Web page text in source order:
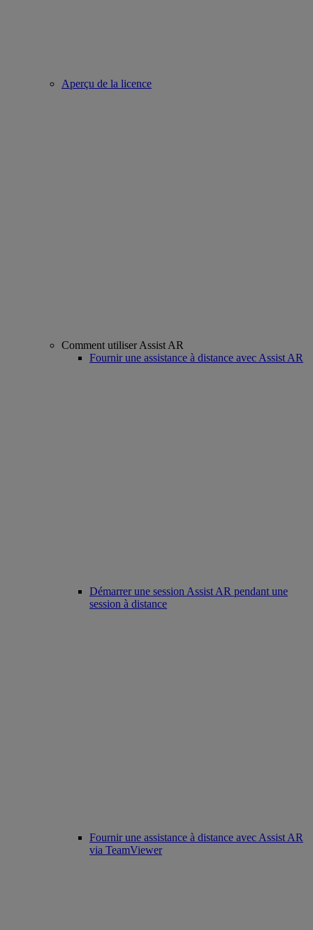
Aperçu de la licence
Comment utiliser Assist AR
Fournir une assistance à distance avec Assist AR
Démarrer une session Assist AR pendant une
session à distance
Fournir une assistance à distance avec Assist AR
via TeamViewer